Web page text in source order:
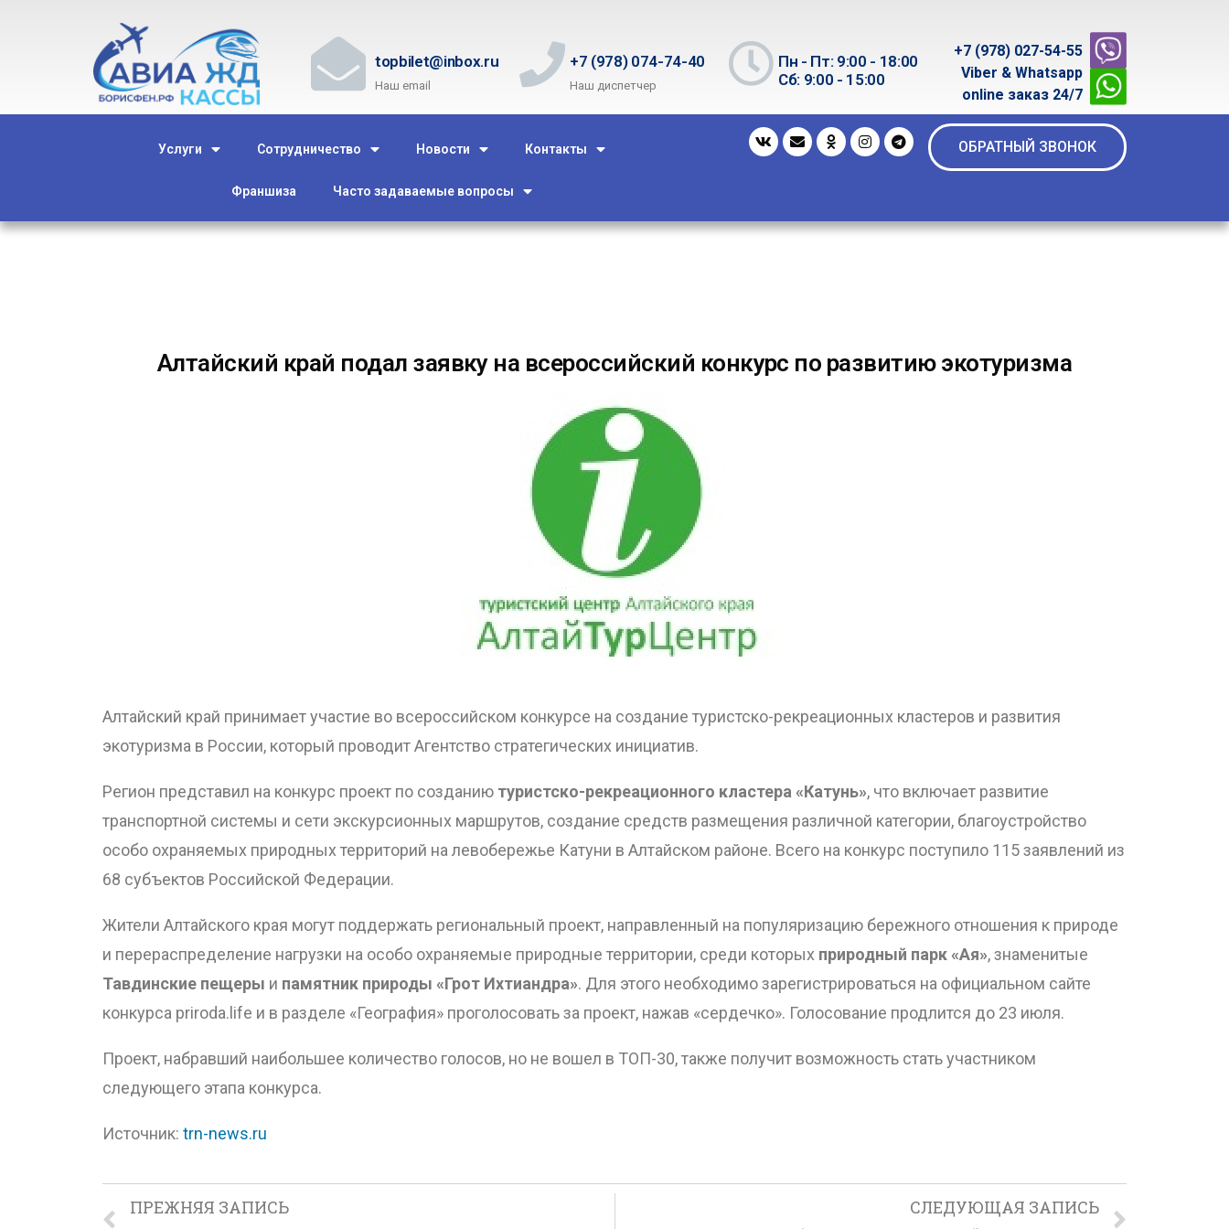
topbilet@inbox.ru
Наш email
+7 (978) 074-74-40
Наш диспетчер
Пн - Пт: 9:00 - 18:00
Сб: 9:00 - 15:00
+7 (978) 027-54-55
Viber & Whatsapp
online заказ 24/7
Услуги Сотрудничество Новости Контакты
Франшиза Часто задаваемые вопросы
ОБРАТНЫЙ ЗВОНОК
Алтайский край подал заявку на всероссийский конкурс по развитию экотуризма
Алтайский край принимает участие во всероссийском конкурсе на создание туристско-рекреационных кластеров и развития
экотуризма в России, который проводит Агентство стратегических инициатив.
Регион представил на конкурс проект по созданию туристско-рекреационного кластера «Катунь», что включает развитие
транспортной системы и сети экскурсионных маршрутов, создание средств размещения различной категории, благоустройство
особо охраняемых природных территорий на левобережье Катуни в Алтайском районе. Всего на конкурс поступило 115 заявлений из
68 субъектов Российской Федерации.
Жители Алтайского края могут поддержать региональный проект, направленный на популяризацию бережного отношения к природе
и перераспределение нагрузки на особо охраняемые природные территории, среди которых природный парк «Ая», знаменитые
Тавдинские пещеры и памятник природы «Грот Ихтиандра». Для этого необходимо зарегистрироваться на официальном сайте
конкурса priroda.life и в разделе «География» проголосовать за проект, нажав «сердечко». Голосование продлится до 23 июля.
Проект, набравший наибольшее количество голосов, но не вошел в ТОП-30, также получит возможность стать участником
следующего этапа конкурса.
Источник: trn-news.ru
ПРЕЖНЯЯ ЗАПИСЬ СЛЕДУЮЩАЯ ЗАПИСЬ